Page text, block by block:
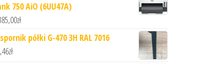
750 AiO (6UU47A)
zł
półki G-470 3H RAL 7016
zł